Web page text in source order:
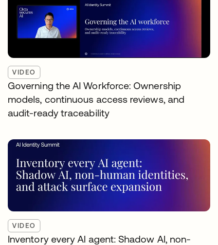
VIDEO
Governing the AI Workforce: Ownership
models, continuous access reviews, and
audit-ready traceability
VIDEO
Inventory every AI agent: Shadow AI, non-